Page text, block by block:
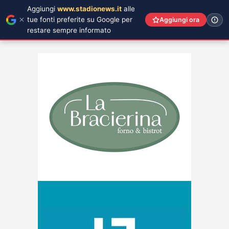
Aggiungi www.stadionews.it alle
tue fonti preferite su Google per
restare sempre informato
Aggiungi ora